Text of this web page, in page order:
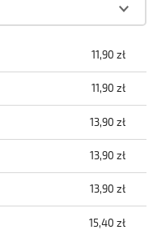
11,90 zł
11,90 zł
13,90 zł
13,90 zł
13,90 zł
15,40 zł